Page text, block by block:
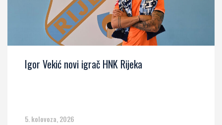
Igor Vekić novi igrač HNK Rijeka
5. kolovoza, 2026